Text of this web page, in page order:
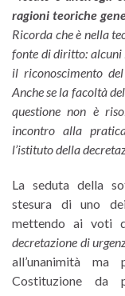
ragioni teoriche
Ricorda che è nella
fonte di diritto: alcuni
il riconoscimento
Anche se la facoltà
questione non è
incontro alla
l’istituto della
La seduta della
stesura di uno
mettendo ai voti
decretazione di
all’unanimità
Costituzione da